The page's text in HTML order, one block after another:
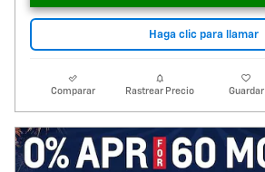
Haga clic para llamar
Comparar Rastrear Precio Guardar